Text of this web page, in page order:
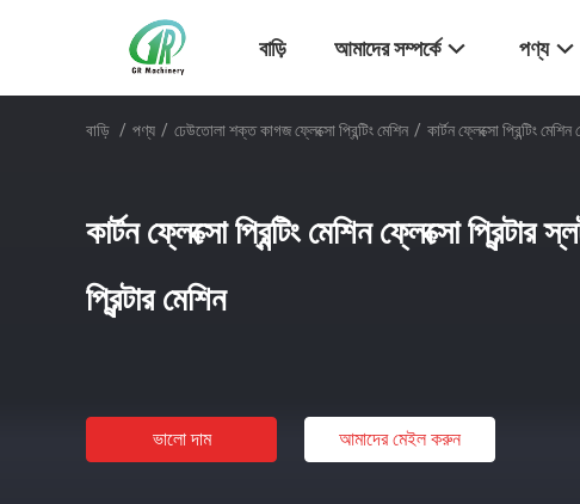
বাড়ি আমাদের সম্পর্কে পণ্য
বাড়ি / পণ্য / ঢেউতোলা শক্ত কাগজ ফ্লেক্সো প্রিন্টিং মেশিন / কার্টন ফ্লেক্সো প্রিন্টিং
কার্টন ফ্লেক্সো প্রিন্টিং মেশিন ফ্লেক্সো প্রিন্টার
প্রিন্টার মেশিন
ভালো দাম আমাদের মেইল ​​করুন